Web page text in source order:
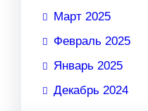
Март 2025
Февраль 2025
Январь 2025
Декабрь 2024